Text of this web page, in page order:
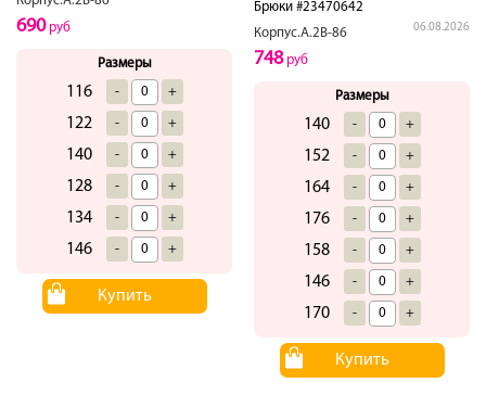
690руб
Размеры
116 - +
122 - +
140 - +
128 - +
134 - +
146 - +
Купить
Брюки #23470642
Корпус.А.2В-86
06.08.2026
748руб
Размеры
140 - +
152 - +
164 - +
176 - +
158 - +
146 - +
170 - +
Купить